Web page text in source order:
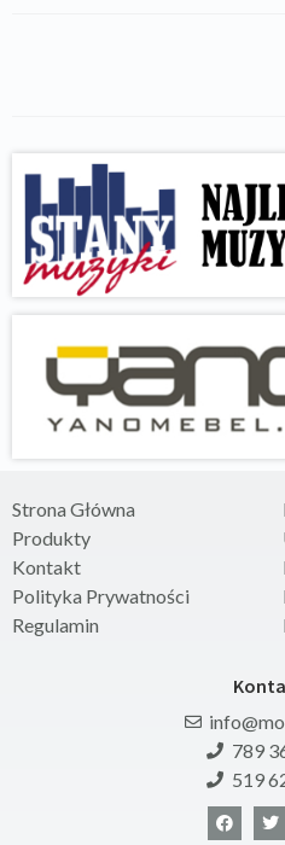
Strona Główna
Produkty
Kontakt
Polityka Prywatności
Regulamin
789
519